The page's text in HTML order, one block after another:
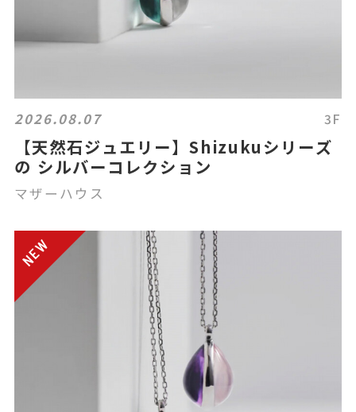
2026.08.07 3F
【天然石ジュエリー】Shizukuシリーズ
の シルバーコレクション
マザーハウス